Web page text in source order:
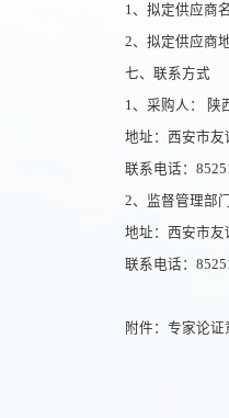
1、拟定供应商
2、拟定供应商
七、联系方式
1、采购人： 陕
地址：西安市友
联系电话：
2、监督管理部
地址：西安市友
联系电话：
附件：专家论证